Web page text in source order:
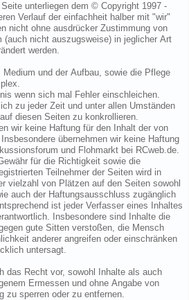
unterliegen dem © Copyright 1997 -
Verlauf der einfachheit halber mit "wir"
nicht ohne ausdrücker Zustimmung von
(auch nicht auszugsweise) in jeglicher Art
werden.
und der Aufbau, sowie die Pflege
wenn sich mal Fehler einschleichen.
zu jeder Zeit und unter allen Umständen
diesen Seiten zu konkrollieren.
wir keine Haftung für den Inhalt der von
übernehmen wir keine Haftung
und Flohmarkt bei RCweb.de.
für die Richtigkeit sowie die
Teilnehmer der Seiten wird in
vielzahl von Plätzen auf den Seiten sowohl
auch der Haftungsausschluss zugänglich
ist jeder Verfasser eines Inhaltes
Insbesondere sind Inhalte die
gute Sitten verstoßen, die Mensch
anderer angreifen oder einschränken
untersagt.
das Recht vor, sowohl Inhalte als auch
Ermessen und ohne Angabe von
zu sperren oder zu entfernen.